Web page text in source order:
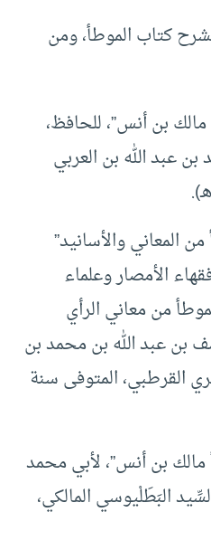
كتاب الموطأ، ومن
بن أنس”، للحافظ،
عبد الله بن العربي
المعاني والأسانيد”
الأمصار وعلماء
من معاني الرأي
بن عبد الله بن محمد بن
القرطبي، المتوفى سنة
بن أنس”، لأبي محمد
البَطَلْيوسي المالكي،